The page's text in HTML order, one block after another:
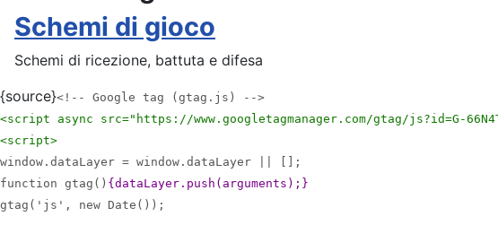
Schemi di gioco
Schemi di ricezione, battuta e difesa
{source}<!-- Google tag (gtag.js) -->
<script async src="https://www.googletagmanager.com/gtag/js?id=G-
<script>
window.dataLayer = window.dataLayer || [];
function gtag() {dataLayer.push(arguments);}
gtag('js', new Date());